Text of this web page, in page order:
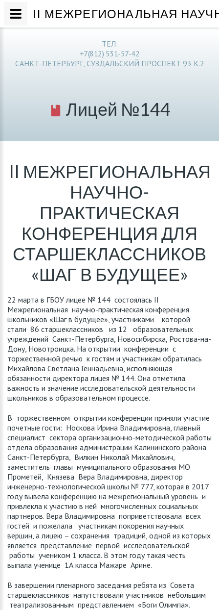
ТЕЛ:
+7(812) 531-57-42
САНКТ-ПЕТЕРБУРГ, СУЗДАЛЬСКИЙ ПРОСПЕКТ 93 К.2
Лицей №144
II МЕЖРЕГИОНАЛЬНАЯ
НАУЧНО-
ПРАКТИЧЕСКАЯ
КОНФЕРЕНЦИЯ ДЛЯ
СТАРШЕКЛАССНИКОВ
«ШАГ В БУДУЩЕЕ»
22 марта в ГБОУ лицее № 144 состоялась II
Межрегиональная научно-практическая конференция
школьников «Шаг в будущее», участниками которой
стали 86 старшеклассников из 12 образовательных
учреждений Санкт-Петербурга, Новосибирска, Ростова-на-
Дону, Новотроицка. На открытии конференции с
торжественной речью к гостям и участникам обратилась
Михайлова Светлана Геннадьевна, исполняющая
обязанности директора лицея № 144. Она отметила
важность и значение исследовательской деятельности
школьников в образовательном процессе.
В торжественном открытии конференции приняли участие
почетные гости: Носкова Ирина Владимировна, главный
специалист сектора организационно-методической работы
отдела образования администрации Калининского района
Санкт-Петербурга, Вилкин Николай Михайлович,
заместитель главы муниципального образования МО
Прометей, Князева Вера Владимировна, директор
инженерно-технологической школы № 777, которая в 2017
году вывела конференцию на межрегиональный уровень и
привлекла к участию в ней многочисленных социальных
партнеров. Вера Владимировна поприветствовала всех
гостей и пожелала участникам покорения научных
вершин, а лицею – сохранения традиций, одной из которых
является представление первой исследовательской
работы учеником 1 класса. В этом году такая честь
выпала ученице 1А класса Мажаре Арине.
В завершении пленарного заседания ребята из Совета
старшеклассников напутствовали участников небольшим
театрализованным представлением «Боги Олимпа».
II МЕЖРЕГИОНАЛЬНАЯ